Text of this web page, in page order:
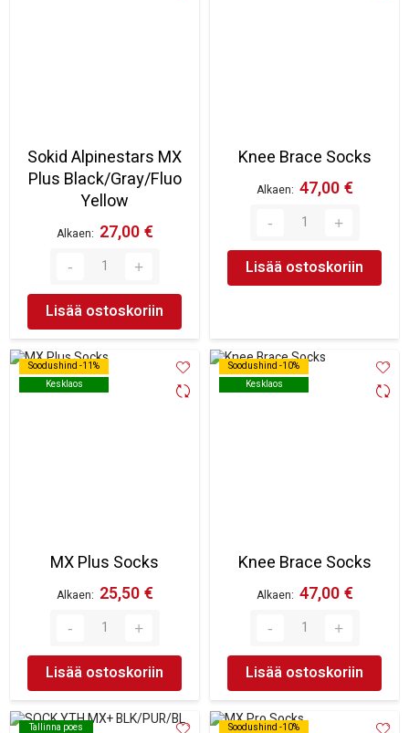
Sokid Alpinestars MX
Plus Black/Gray/Fluo
Yellow
Alkaen 27,00 €
Lisää ostoskoriin
Knee Brace Socks
Alkaen 47,00 €
Lisää ostoskoriin
Soodushind -11%
Kesklaos
Soodushind -11%
Kesklaos
MX Plus Socks
Alkaen 25,50 €
Lisää ostoskoriin
Soodushind -10%
Kesklaos
Soodushind -10%
Kesklaos
Knee Brace Socks
Alkaen 47,00 €
Lisää ostoskoriin
Tallinna poes
Tallinna poes Soodushind -10%
Soodushind -10%